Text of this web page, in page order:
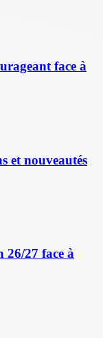
face à
et nouveautés
26/27 face à